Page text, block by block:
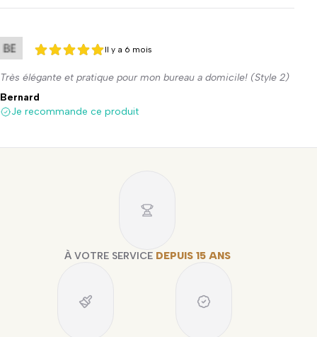
5 sur 5
5 sur 5
Il y a 6 mois
Très élégante et pratique pour mon bureau a domicile! (Style 2)
Bernard
Je recommande ce produit
À VOTRE SERVICE DEPUIS 15 ANS